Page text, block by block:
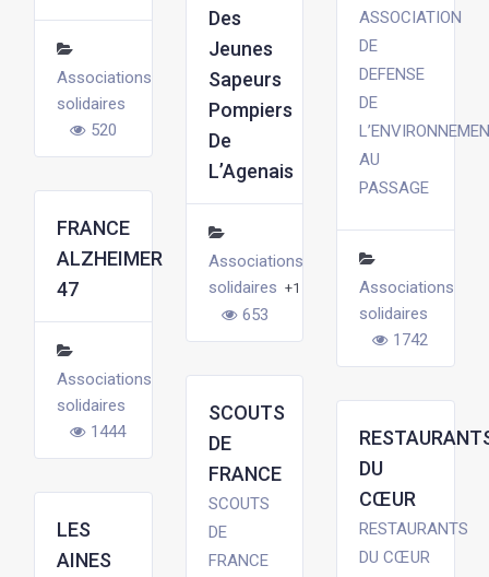
Associations
solidaires
520
Des
Jeunes
Sapeurs
Pompiers
De
L’Agenais
Associations
solidaires +1
653
ASSOCIATION
DE
DEFENSE
DE
AU
PASSAGE
Associations
solidaires
1742
FRANCE
ALZHEIMER
47
Associations
solidaires
1444
SCOUTS
DE
FRANCE
SCOUTS
DE
FRANCE
DU
CŒUR
RESTAURANTS
DU CŒUR
LES
AINES